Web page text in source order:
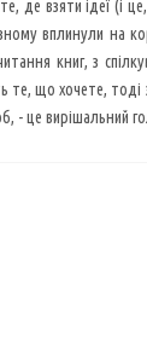
де взяти ідеї (і
вплинули на
книг, з
що хочете,
це вирішальний